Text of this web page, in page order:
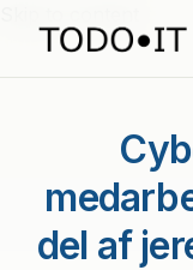
del af